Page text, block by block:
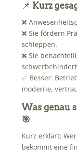
📌 Kurz
❌
❌ Sie fördern
schleppen.
❌ Sie
✅ Besser:
moderne,
Was genau
🎯
Kurz erklärt:
bekommt eine